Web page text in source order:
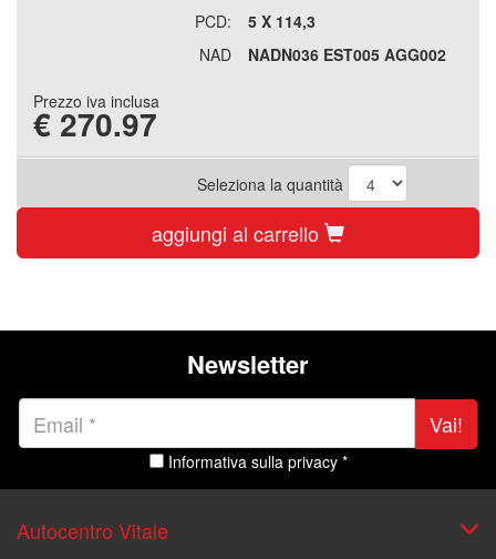
PCD:
5 X 114,3
NAD
NADN036 EST005 AGG002
Prezzo iva inclusa
€ 270.97
Seleziona la quantità
aggiungi al carrello
Newsletter
Vai!
Informativa sulla privacy *
Autocentro Vitale